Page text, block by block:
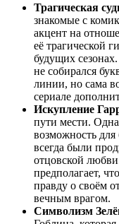
Трагическая
знакомые с
акцент на
её трагической
будущих
не собирался
линии, но сама
сериале
Искупление
пути мести.
возможность
всегда были
отцовской
предполагает,
правду о своём
вечным врагом.
Символизм